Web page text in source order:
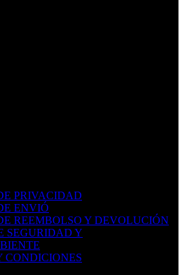
PRIVACIDAD
ENVIÓ
REEMBOLSO Y DEVOLUCIÓN
SEGURIDAD Y
CONDICIONES